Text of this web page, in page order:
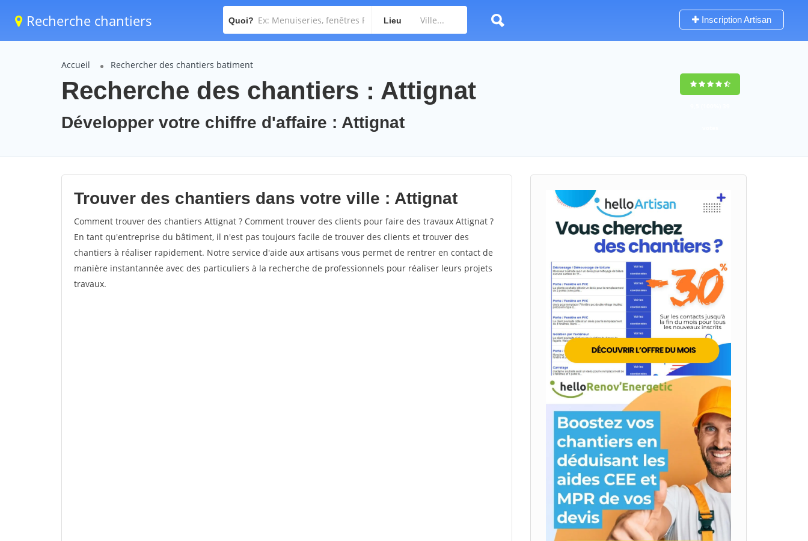
Recherche chantiers Quoi? Lieu Inscription Artisan
Accueil Rechercher des chantiers batiment
Recherche des chantiers : Attignat
Développer votre chiffre d'affaire : Attignat
Trouver des chantiers dans votre ville : Attignat
Comment trouver des chantiers Attignat ? Comment trouver des clients pour faire des travaux Attignat ?
En tant qu'entreprise du bâtiment, il n'est pas toujours facile de trouver des clients et trouver des
chantiers à réaliser rapidement. Notre service d'aide aux artisans vous permet de rentrer en contact de
manière instantannée avec des particuliers à la recherche de professionnels pour réaliser leurs projets
travaux.